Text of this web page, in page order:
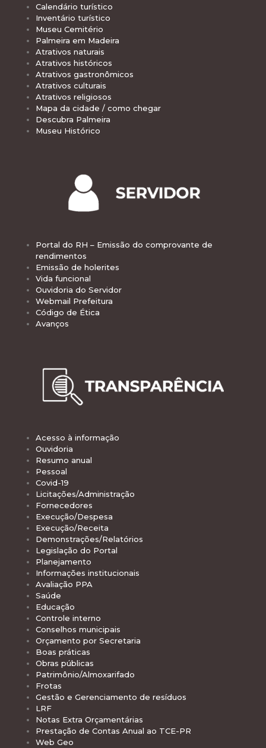
Calendário turístico
Inventário turístico
Museu Cemitério
Palmeira em Madeira
Atrativos naturais
Atrativos históricos
Atrativos gastronômicos
Atrativos culturais
Atrativos religiosos
Mapa da cidade / como chegar
Descubra Palmeira
Museu Histórico
Portal do RH – Emissão do comprovante de
rendimentos
Emissão de holerites
Vida funcional
Ouvidoria do Servidor
Webmail Prefeitura
Código de Ética
Avanços
Acesso à informação
Ouvidoria
Resumo anual
Pessoal
Covid-19
Licitações/Administração
Fornecedores
Execução/Despesa
Execução/Receita
Demonstrações/Relatórios
Legislação do Portal
Planejamento
Informações institucionais
Avaliação PPA
Saúde
Educação
Controle interno
Conselhos municipais
Orçamento por Secretaria
Boas práticas
Obras públicas
Patrimônio/Almoxarifado
Frotas
Gestão e Gerenciamento de resíduos
LRF
Notas Extra Orçamentárias
Prestação de Contas Anual ao TCE-PR
Web Geo